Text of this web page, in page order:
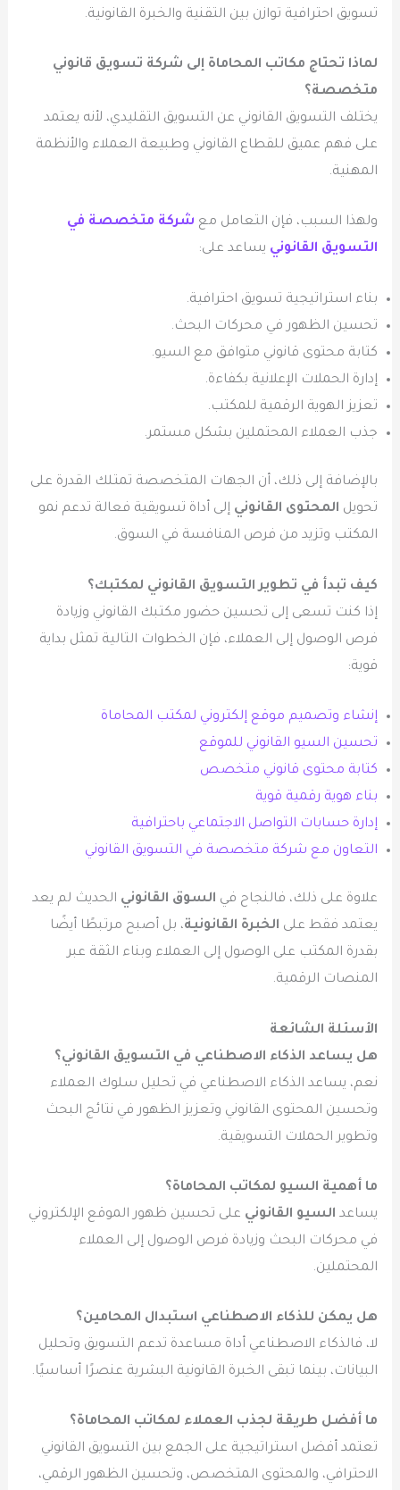
تسويق احترافية توازن بين التقنية والخبرة القانونية.
لماذا تحتاج مكاتب المحاماة إلى شركة تسويق قانوني
متخصصة؟
يختلف التسويق القانوني عن التسويق التقليدي، لأنه يعتمد
على فهم عميق للقطاع القانوني وطبيعة العملاء والأنظمة
المهنية.
ولهذا السبب، فإن التعامل مع شركة متخصصة في
التسويق القانوني يساعد على:
بناء استراتيجية تسويق احترافية.
تحسين الظهور في محركات البحث.
كتابة محتوى قانوني متوافق مع السيو.
إدارة الحملات الإعلانية بكفاءة.
تعزيز الهوية الرقمية للمكتب.
جذب العملاء المحتملين بشكل مستمر.
بالإضافة إلى ذلك، أن الجهات المتخصصة تمتلك القدرة على
تحويل المحتوى القانوني إلى أداة تسويقية فعالة تدعم نمو
المكتب وتزيد من فرص المنافسة في السوق.
كيف تبدأ في تطوير التسويق القانوني لمكتبك؟
إذا كنت تسعى إلى تحسين حضور مكتبك القانوني وزيادة
فرص الوصول إلى العملاء، فإن الخطوات التالية تمثل بداية
قوية:
إنشاء وتصميم موقع إلكتروني لمكتب المحاماة
تحسين السيو القانوني للموقع
كتابة محتوى قانوني متخصص
بناء هوية رقمية قوية
إدارة حسابات التواصل الاجتماعي باحترافية
التعاون مع شركة متخصصة في التسويق القانوني
علاوة على ذلك، فالنجاح في السوق القانوني الحديث لم يعد
يعتمد فقط على الخبرة القانونية، بل أصبح مرتبطًا أيضًا
بقدرة المكتب على الوصول إلى العملاء وبناء الثقة عبر
المنصات الرقمية.
الأسئلة الشائعة
هل يساعد الذكاء الاصطناعي في التسويق القانوني؟
نعم، يساعد الذكاء الاصطناعي في تحليل سلوك العملاء
وتحسين المحتوى القانوني وتعزيز الظهور في نتائج البحث
وتطوير الحملات التسويقية.
ما أهمية السيو لمكاتب المحاماة؟
يساعد السيو القانوني على تحسين ظهور الموقع الإلكتروني
في محركات البحث وزيادة فرص الوصول إلى العملاء
المحتملين.
هل يمكن للذكاء الاصطناعي استبدال المحامين؟
لا، فالذكاء الاصطناعي أداة مساعدة تدعم التسويق وتحليل
البيانات، بينما تبقى الخبرة القانونية البشرية عنصرًا أساسيًا.
ما أفضل طريقة لجذب العملاء لمكاتب المحاماة؟
تعتمد أفضل استراتيجية على الجمع بين التسويق القانوني
الاحترافي، والمحتوى المتخصص، وتحسين الظهور الرقمي،